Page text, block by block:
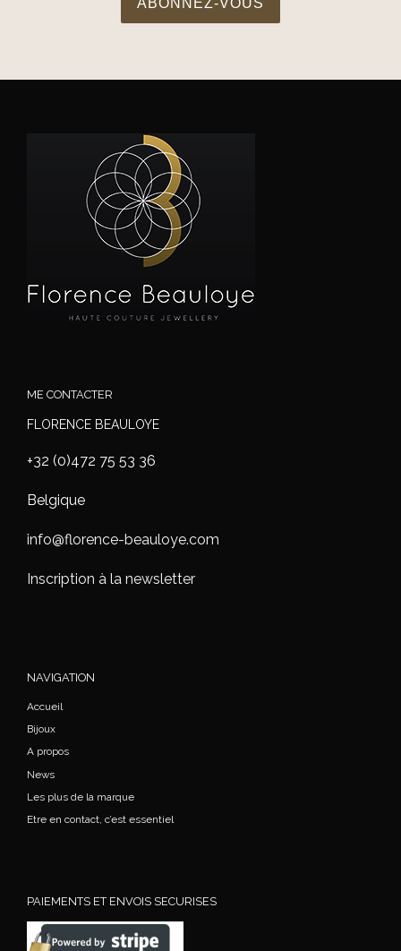
ME CONTACTER
FLORENCE BEAULOYE
+32 (0)472 75 53 36
Belgique
info@florence-beauloye.com
Inscription à la newsletter
NAVIGATION
Accueil
Bijoux
A propos
News
Les plus de la marque
Etre en contact, c’est essentiel
PAIEMENTS ET ENVOIS SECURISES